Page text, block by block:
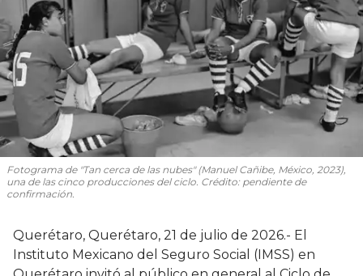
Fotograma de "Tan cerca de las nubes" (Manuel Cañibe, México, 2023),
una de las cinco producciones del ciclo. Crédito: pendiente de
confirmación.
Querétaro, Querétaro, 21 de julio de 2026.- El
Instituto Mexicano del Seguro Social (IMSS) en